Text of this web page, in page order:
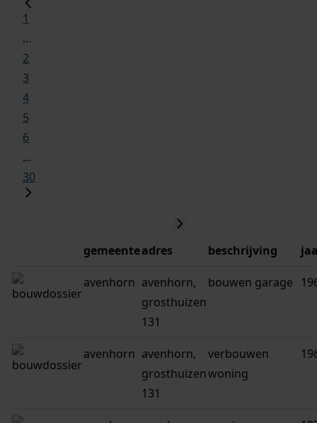
1
...
2
3
4
5
6
...
30
gemeenteadres beschrijving
avenhorn avenhorn,
grosthuizen
131
bouwen garage
avenhorn avenhorn,
grosthuizen
131
verbouwen
woning